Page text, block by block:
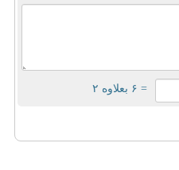
= ۶ بعلاوه ۲